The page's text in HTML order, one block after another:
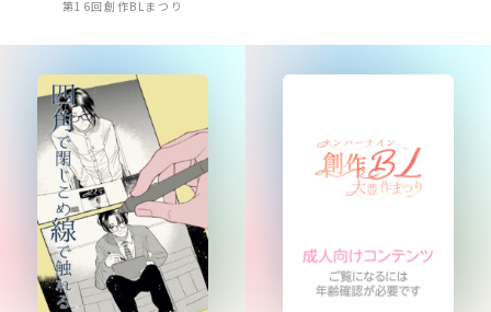
第16回創作BLまつり